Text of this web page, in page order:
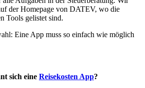
der Homepage von DATEV, wo die
Tools gelistet sind.
Eine App muss so einfach wie möglich
sich eine Reisekosten App?